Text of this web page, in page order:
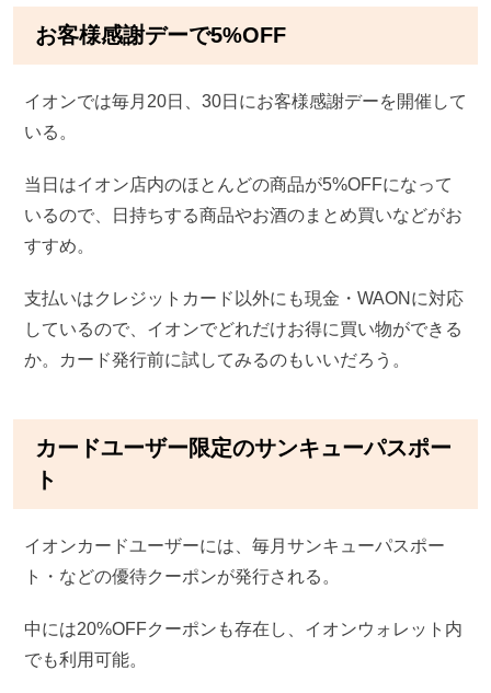
お客様感謝デーで5%OFF
イオンでは毎月20日、30日にお客様感謝デーを開催して
いる。
当日はイオン店内のほとんどの商品が5%OFFになって
いるので、日持ちする商品やお酒のまとめ買いなどがお
すすめ。
支払いはクレジットカード以外にも現金・WAONに対応
しているので、イオンでどれだけお得に買い物ができる
か。カード発行前に試してみるのもいいだろう。
カードユーザー限定のサンキューパスポー
ト
イオンカードユーザーには、毎月サンキューパスポー
ト・などの優待クーポンが発行される。
中には20%OFFクーポンも存在し、イオンウォレット内
でも利用可能。